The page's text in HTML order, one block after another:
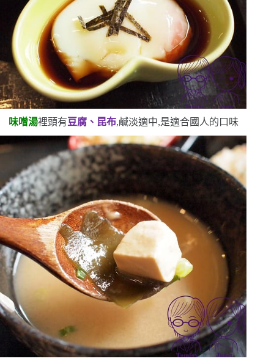
味噌湯裡頭有豆腐、昆布,鹹淡適中,是適合國人的口味